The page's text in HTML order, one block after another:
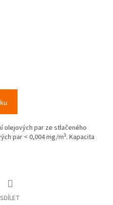
olejových par ze stlačeného
par < 0,004 mg/m3. Kapacita
SDÍLET